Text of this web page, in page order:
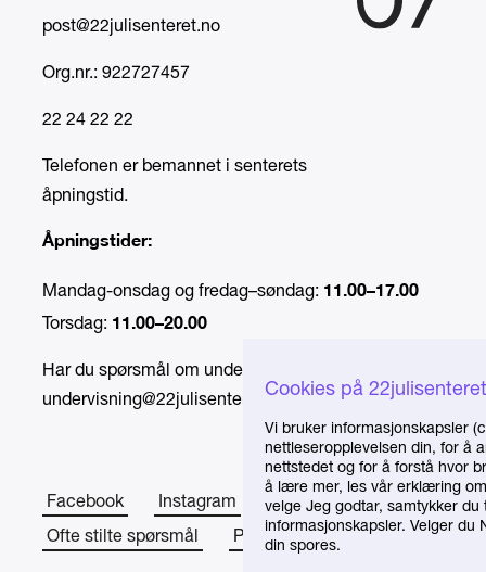
Cookies på
Vi bruker informasjonskapsler
nettleseropplevelsen din, for å
nettstedet og for å forstå hvor
å lære mer, les vår erklæring
velge Jeg godtar, samtykker du
informasjonskapsler. Velger du
din spores.
post@22julisenteret.no
Org.nr.: 922727457
22 24 22 22
Telefonen er bemannet i senterets
åpningstid.
Åpningstider:
Mandag-onsdag og fredag–søndag: 11.00–17.00
Torsdag: 11.00–20.00
Har du spørsmål om undervisning, send e-post til
undervisning@22julisenteret.no
Facebook Instagram Om senteret
Ofte stilte spørsmål Presse